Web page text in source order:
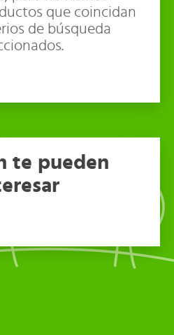
que coincidan
de búsqueda
te pueden